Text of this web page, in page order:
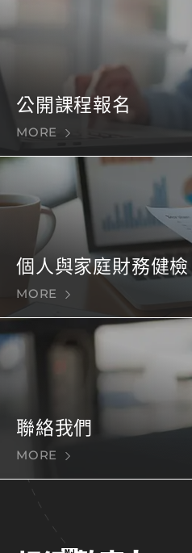
公開課程報名
MORE
個人與家庭財務健檢
MORE
聯絡我們
MORE